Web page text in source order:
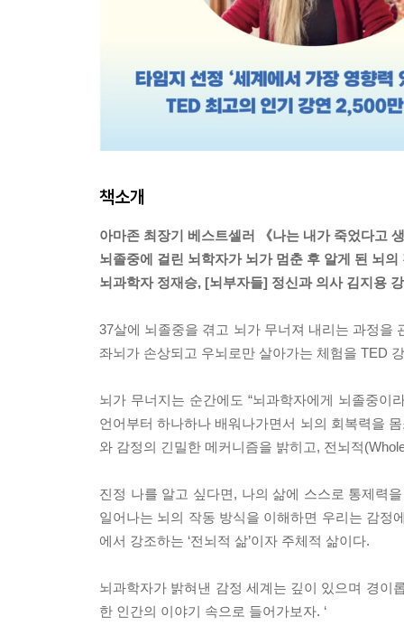
책소개
아마존 최장기 베스트셀러 《나는 내가 죽었다고
뇌졸중에 걸린 뇌학자가 뇌가 멈춘 후 알게 된 뇌의
뇌과학자 정재승, [뇌부자들] 정신과 의사 김지용
37살에 뇌졸중을 겪고 뇌가 무너져 내리는 과정을
좌뇌가 손상되고 우뇌로만 살아가는 체험을 TED
뇌가 무너지는 순간에도 “뇌과학자에게 뇌졸중이
언어부터 하나하나 배워나가면서 뇌의 회복력을
와 감정의 긴밀한 메커니즘을 밝히고, 전뇌적
진정 나를 알고 싶다면, 나의 삶에 스스로 통제력
일어나는 뇌의 작동 방식을 이해하면 우리는 감정
에서 강조하는 ‘전뇌적 삶’이자 주체적 삶이다.
뇌과학자가 밝혀낸 감정 세계는 깊이 있으며 경이
한 인간의 이야기 속으로 들어가보자. ‘